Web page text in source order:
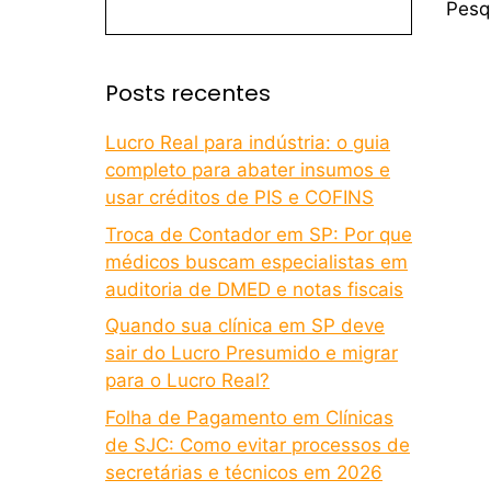
Posts recentes
Lucro Real para indústria: o guia
completo para abater insumos e
usar créditos de PIS e COFINS
Troca de Contador em SP: Por que
médicos buscam especialistas em
auditoria de DMED e notas fiscais
Quando sua clínica em SP deve
sair do Lucro Presumido e migrar
para o Lucro Real?
Folha de Pagamento em Clínicas
de SJC: Como evitar processos de
secretárias e técnicos em 2026